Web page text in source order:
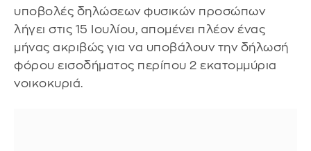
υποβολές δηλώσεων φυσικών προσώπων
λήγει στις 15 Ιουλίου, απομένει πλέον ένας
μήνας ακριβώς για να υποβάλουν την δήλωσή
φόρου εισοδήματος περίπου 2 εκατομμύρια
νοικοκυριά.